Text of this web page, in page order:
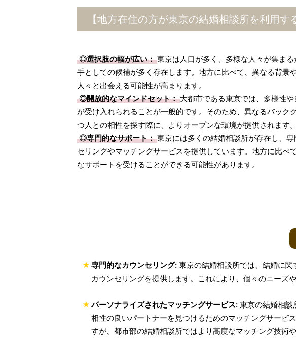
【地方在住の方が東京の結婚相談所を利用す
◎選択肢の幅が広い：東京は人口が多く、多様な人々が集ま
手としての候補が多く存在します。地方に比べて、異なる背景
人々と出会える可能性が高まります。
◎開放的なマインドセット：大都市である東京では、多様性
が受け入れられることが一般的です。そのため、異なるバック
つ人との相性を探す際に、よりオープンな環境が提供されます。
◎専門的なサポート：東京には多くの結婚相談所が存在し、
セリングやマッチングサービスを提供しています。地方に比べ
なサポートを受けることができる可能性があります。
専門的なカウンセリング: 東京の結婚相談所では、結婚に
カウンセリングを提供します。これにより、個々のニーズ
パーソナライズされたマッチングサービス: 東京の結婚相談
相性の良いパートナーを見つけるためのマッチングサービ
すが、都市部の結婚相談所ではより高度なマッチング技術